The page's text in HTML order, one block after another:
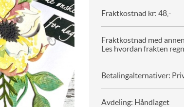
Fraktkostnad kr: 48,-
Fraktkostnad med
Les hvordan frakten
Betalingalternativer:
Avdeling: Håndlaget